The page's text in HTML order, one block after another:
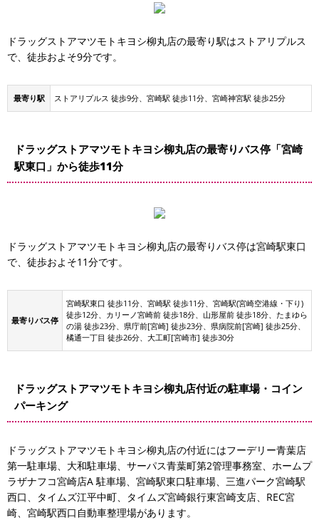
ドラッグストアマツモトキヨシ柳丸店の最寄り駅はストアリプルス
で、徒歩およそ9分です。
最寄り駅 ストアリプルス 徒歩9分、宮崎駅 徒歩11分、宮崎神宮駅 徒歩25分
ドラッグストアマツモトキヨシ柳丸店の最寄りバス停「宮崎
駅東口」から徒歩11分
ドラッグストアマツモトキヨシ柳丸店の最寄りバス停は宮崎駅東口
で、徒歩およそ11分です。
最寄りバス停
宮崎駅東口 徒歩11分、宮崎駅 徒歩11分、宮崎駅(宮崎空港線・下り)
徒歩12分、カリーノ宮崎前 徒歩18分、山形屋前 徒歩18分、たまゆら
の湯 徒歩23分、県庁前[宮崎] 徒歩23分、県病院前[宮崎] 徒歩25分、
橘通一丁目 徒歩26分、大工町[宮崎市] 徒歩30分
ドラッグストアマツモトキヨシ柳丸店付近の駐車場・コイン
パーキング
ドラッグストアマツモトキヨシ柳丸店の付近にはフーデリー青葉店
第一駐車場、大和駐車場、サーパス青葉町第2管理事務室、ホームプ
ラザナフコ宮崎店A 駐車場、宮崎駅東口駐車場、三進パーク宮崎駅
西口、タイムズ江平中町、タイムズ宮崎銀行東宮崎支店、REC宮
崎、宮崎駅西口自動車整理場があります。